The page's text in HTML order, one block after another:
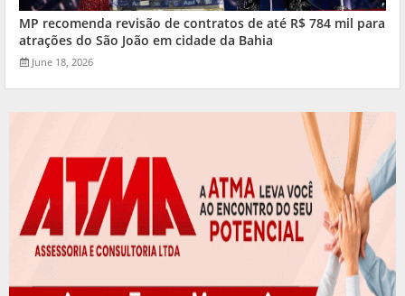
MP recomenda revisão de contratos de até R$ 784 mil para
atrações do São João em cidade da Bahia
June 18, 2026